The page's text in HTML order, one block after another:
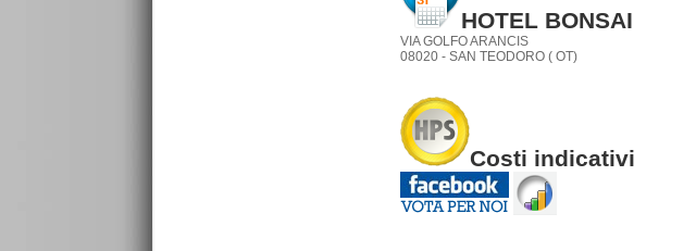
HOTEL BONSAI
VIA GOLFO ARANCIS
08020 - SAN TEODORO ( OT)
Costi indicativi